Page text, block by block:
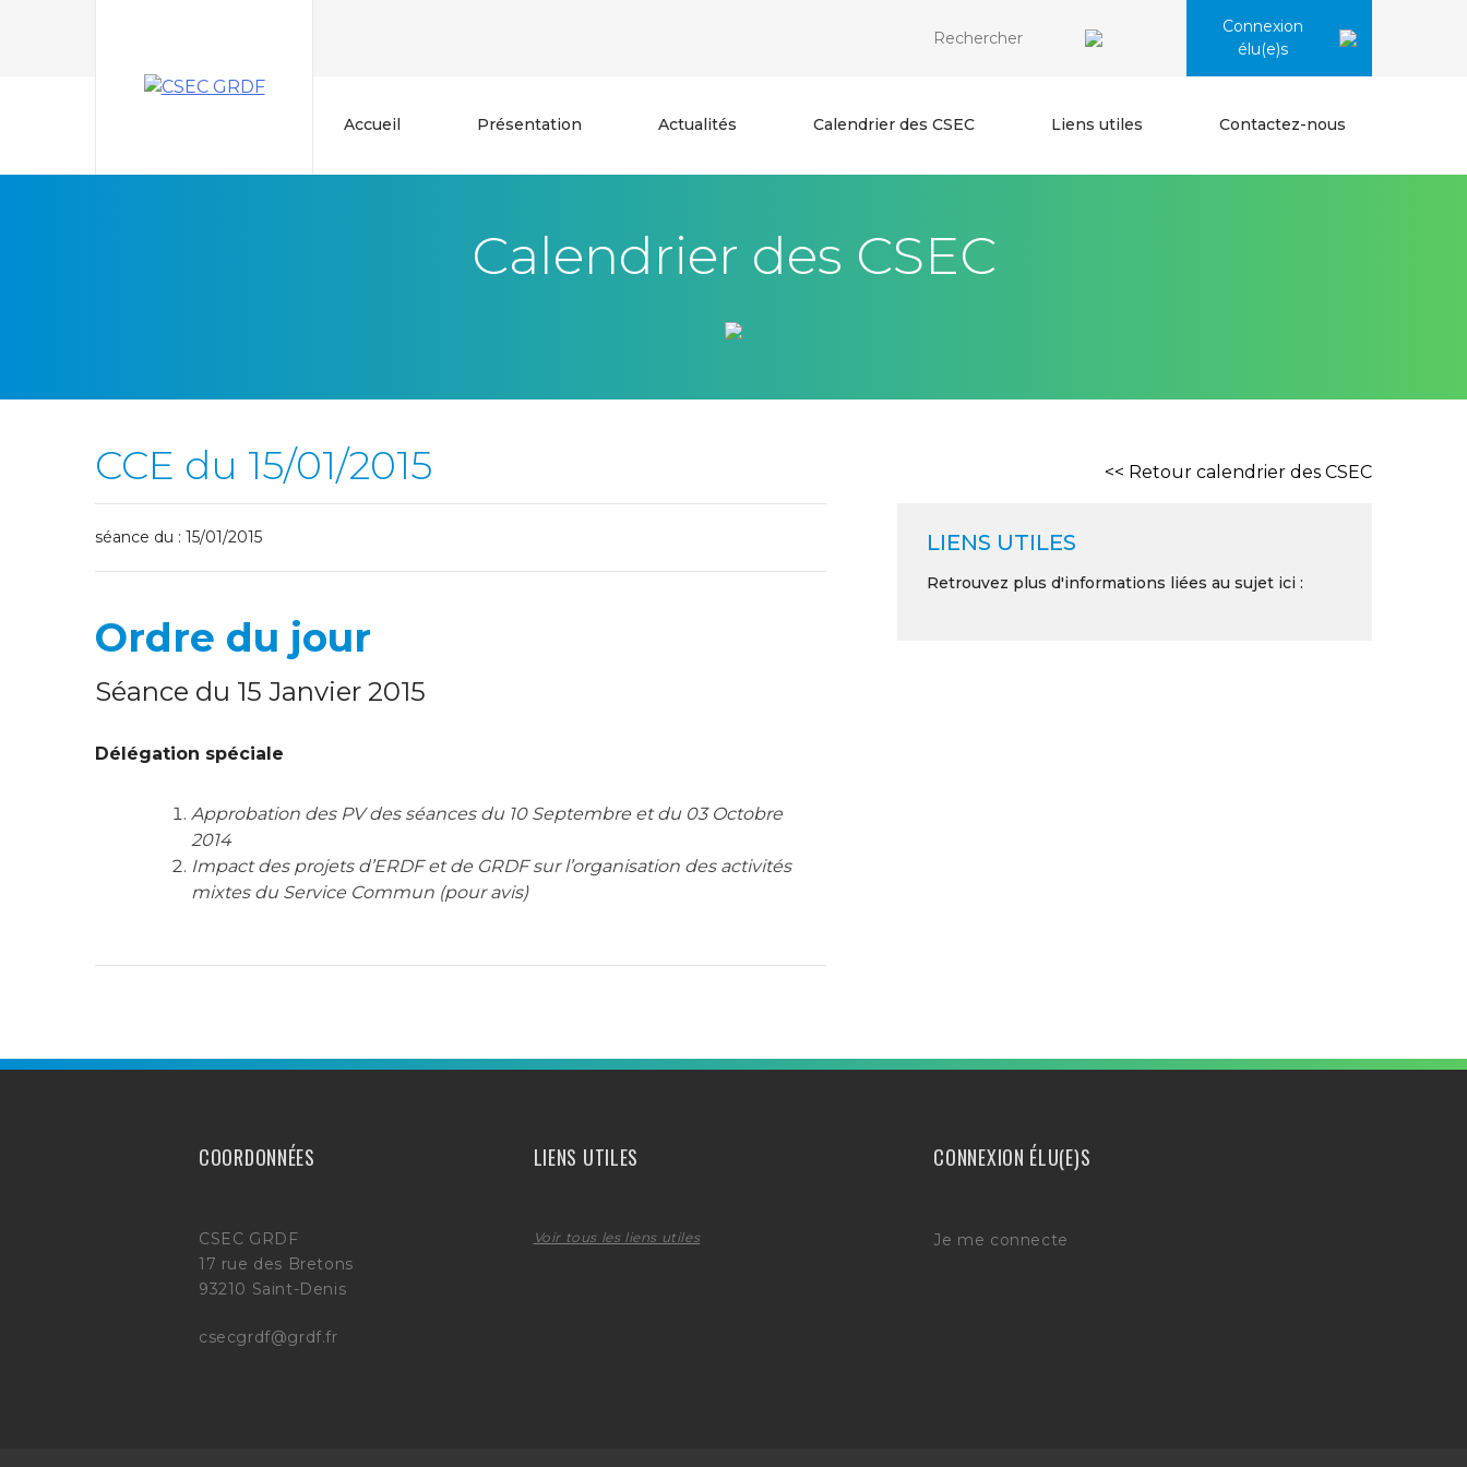
Connexion
élu(e)s
Accueil Présentation Actualités Calendrier des CSEC Liens utiles Contactez-nous
Calendrier des CSEC
CCE du 15/01/2015 << Retour calendrier des CSEC
séance du : 15/01/2015
Ordre du jour
Séance du 15 Janvier 2015
Délégation spéciale
Approbation des PV des séances du 10 Septembre et du 03 Octobre
2014
Impact des projets d’ERDF et de GRDF sur l’organisation des activités
mixtes du Service Commun (pour avis)
LIENS UTILES
Retrouvez plus d'informations liées au sujet ici :
COORDONNÉES
CSEC GRDF
17 rue des Bretons
93210 Saint-Denis
csecgrdf@grdf.fr
LIENS UTILES
Voir tous les liens utiles
CONNEXION ÉLU(E)S
Je me connecte